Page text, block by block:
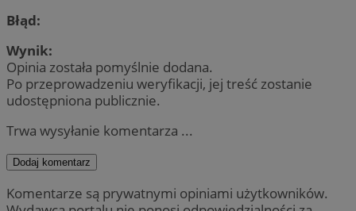
Błąd:
Wynik:
Opinia została pomyślnie dodana.
Po przeprowadzeniu weryfikacji, jej treść zostanie
udostępniona publicznie.
Trwa wysyłanie komentarza ...
Dodaj komentarz
Komentarze są prywatnymi opiniami użytkowników.